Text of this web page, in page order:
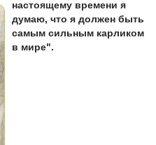
настоящему времени я
думаю, что я должен быть
самым сильным карликом
в мире".